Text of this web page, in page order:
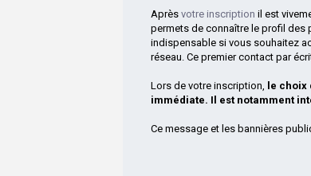
Aprèsvotre inscription il est
permets de connaître le profil des
indispensable si vous souhaitez
réseau. Ce premier contact par
Lors de votre inscription, le
immédiate. Il est notamment
Ce message et les bannières